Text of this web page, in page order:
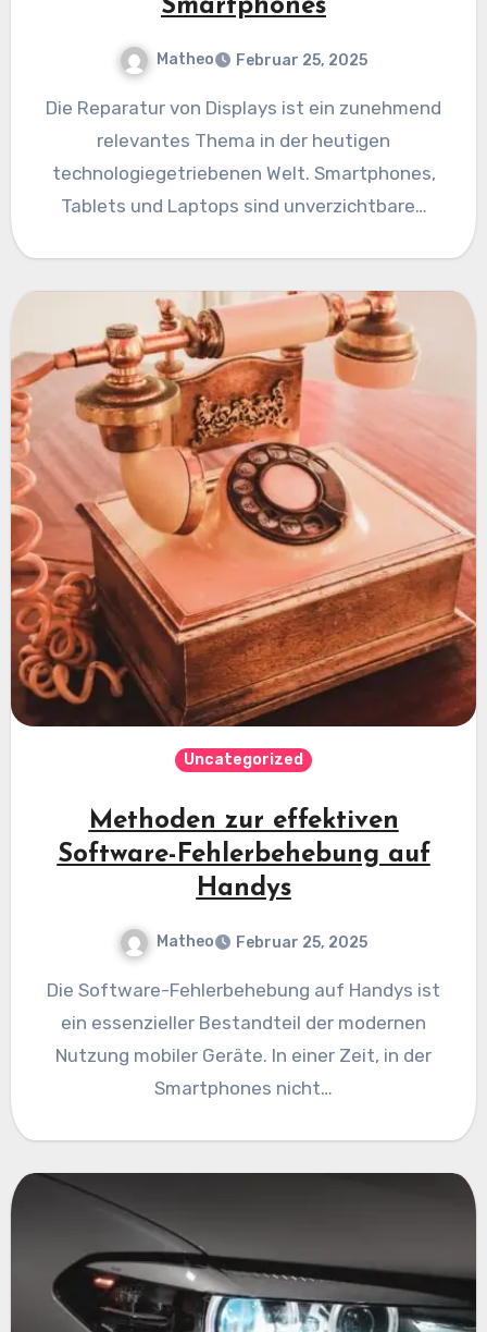
Smartphones
Matheo Februar 25, 2025
Die Reparatur von Displays ist ein zunehmend
relevantes Thema in der heutigen
technologiegetriebenen Welt. Smartphones,
Tablets und Laptops sind unverzichtbare…
Uncategorized
Methoden zur effektiven
Software-Fehlerbehebung auf
Handys
Matheo Februar 25, 2025
Die Software-Fehlerbehebung auf Handys ist
ein essenzieller Bestandteil der modernen
Nutzung mobiler Geräte. In einer Zeit, in der
Smartphones nicht…